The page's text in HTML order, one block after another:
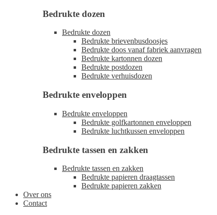
Bedrukte dozen
Bedrukte dozen
Bedrukte brievenbusdoosjes
Bedrukte doos vanaf fabriek aanvragen
Bedrukte kartonnen dozen
Bedrukte postdozen
Bedrukte verhuisdozen
Bedrukte enveloppen
Bedrukte enveloppen
Bedrukte golfkartonnen enveloppen
Bedrukte luchtkussen enveloppen
Bedrukte tassen en zakken
Bedrukte tassen en zakken
Bedrukte papieren draagtassen
Bedrukte papieren zakken
Over ons
Contact